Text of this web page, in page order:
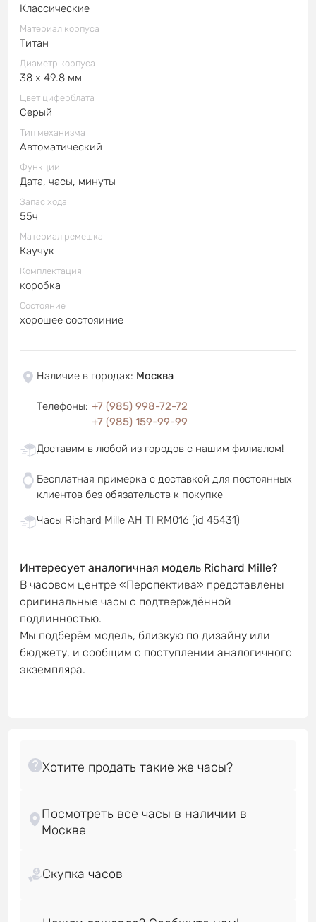
Классические
Материал корпуса
Титан
Диаметр корпуса
38 x 49.8 мм
Цвет циферблата
Серый
Тип механизма
Автоматический
Функции
Дата, часы, минуты
Запас хода
55ч
Материал ремешка
Каучук
Комплектация
коробка
Состояние
хорошее состояиние
Наличие в городах: Москва
Телефоны: +7 (985) 998-72-72
+7 (985) 159-99-99
Доставим в любой из городов с нашим филиалом!
Бесплатная примерка с доставкой для постоянных
клиентов без обязательств к покупке
Часы Richard Mille AH TI RM016 (id 45431)
Интересует аналогичная модель Richard Mille?
В часовом центре «Перспектива» представлены
оригинальные часы с подтверждённой
подлинностью.
Мы подберём модель, близкую по дизайну или
бюджету, и сообщим о поступлении аналогичного
экземпляра.
Посмотреть все часы в наличии в
Скупка часов